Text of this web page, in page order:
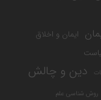
ایمان و اخلاق
دین و چالش
روش شناسی علم